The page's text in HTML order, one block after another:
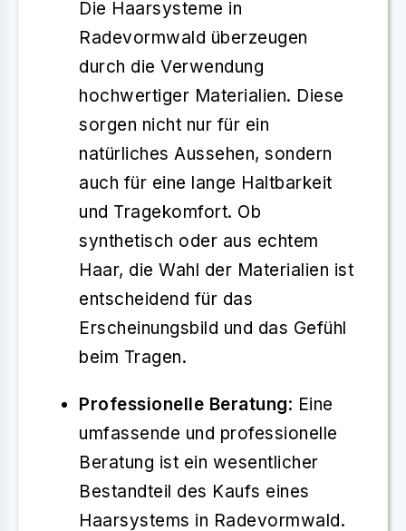
Die Haarsysteme in
Radevormwald überzeugen
durch die Verwendung
hochwertiger Materialien. Diese
sorgen nicht nur für ein
natürliches Aussehen, sondern
auch für eine lange Haltbarkeit
und Tragekomfort. Ob
synthetisch oder aus echtem
Haar, die Wahl der Materialien ist
entscheidend für das
Erscheinungsbild und das Gefühl
beim Tragen.
Professionelle Beratung: Eine
umfassende und professionelle
Beratung ist ein wesentlicher
Bestandteil des Kaufs eines
Haarsystems in Radevormwald.